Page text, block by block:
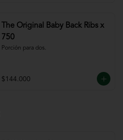
The Original Baby Back Ribs x
750
Porción para dos.
$144.000